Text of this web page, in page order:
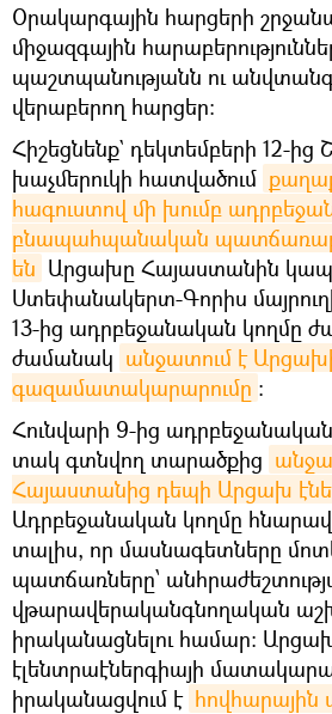
Օրակարգային հարցերի
միջազգային
պաշտպանությանն ու
վերաբերող հարցեր:
Հիշեցնենք` դեկտեմբերի 12-ից
խաչմերուկի հատվածում
հագուստով մի խումբ
բնապահպանական
են Արցախը Հայաստանին
Ստեփանակերտ-Գորիս
13-ից ադրբեջանական կողմը
ժամանակ անջատում է
գազամատակարարումը ։
Հունվարի 9-ից
տակ գտնվող տարածքից
Հայաստանից դեպի Արցախ
Ադրբեջանական կողմը
տալիս, որ մասնագետները
պատճառները՝
վթարավերականգնողական
իրականացնելու համար:
էլենտրաէներգիայի
իրականացվում է հովհարային